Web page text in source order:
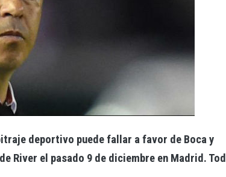
deportivo puede fallar a favor de Boca y
River el pasado 9 de diciembre en Madrid.